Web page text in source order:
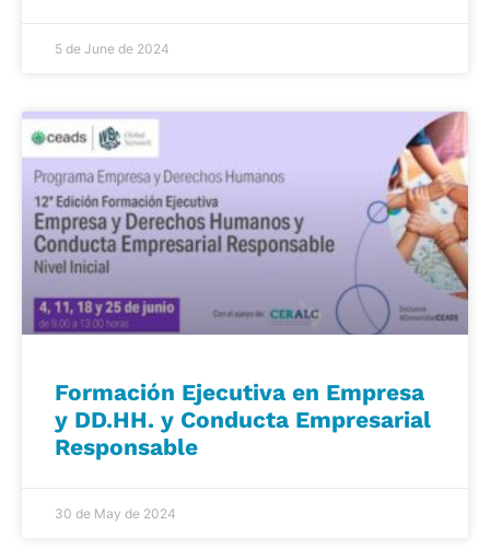
5 de June de 2024
Formación Ejecutiva en Empresa
y DD.HH. y Conducta Empresarial
Responsable
30 de May de 2024